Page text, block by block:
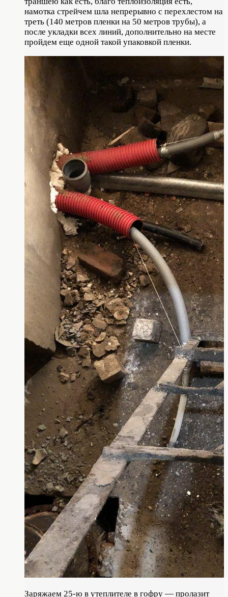
намотка стрейчем шла непрерывно с перехлестом на
треть (140 метров пленки на 50 метров трубы), а
после укладки всех линий, дополнительно на месте
пройдем еще одной такой упаковкой пленки.
Заряжаем 25-ю в утеплителе в гофру — пролазит